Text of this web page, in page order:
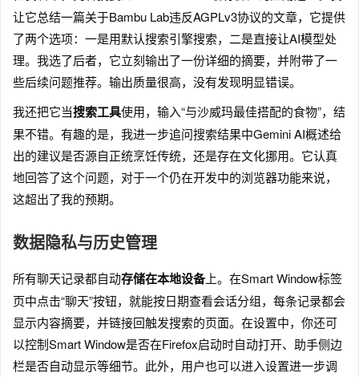
让它总结一篇关于Bambu Lab违反AGPLv3协议的文章，它提供
了两个选项：一是用默认搜索引擎搜索，二是直接让AI模型处
理。我选了后者，它立刻输出了一份详细的摘要，并附带了一
些后续问题推荐。输出质量很高，没有发现明显错误。
我还把它当搜索工具使用，输入“与沙威玛最佳搭配的食物”，结
果不错。有趣的是，我进一步追问搜索结果中Gemini AI概述给
出的建议是否源自正统烹饪传统，还是存在文化挪用。它认真
地回答了这个问题，对于一个仍在开发中的浏览器功能来说，
这超出了我的预期。
数据隐私与历史管理
所有聊天记录都自动存储在本地设备上。在Smart Window标签
页中点击“聊天”按钮，就能按日期查看会话分组，每条记录都会
显示内容摘要，并链接回触发搜索的页面。在设置中，你还可
以控制Smart Window是否在Firefox启动时自动打开、助手侧边
栏是否自动显示等细节。此外，用户也可以进入设置进一步调